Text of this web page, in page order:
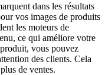
dans les résultats
vos images de produits
les moteurs de
ce qui améliore votre
vous pouvez
des clients. Cela
de ventes.